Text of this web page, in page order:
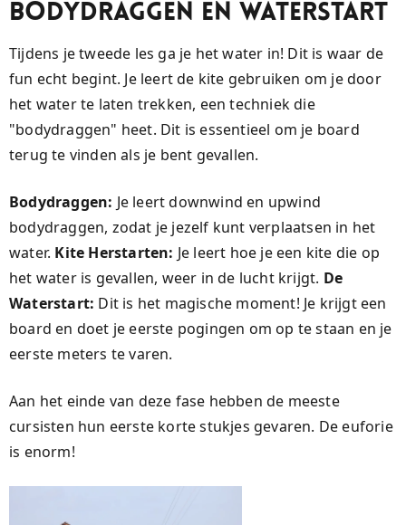
Bodydraggen en Waterstart
Tijdens je tweede les ga je het water in! Dit is waar de
fun echt begint. Je leert de kite gebruiken om je door
het water te laten trekken, een techniek die
"bodydraggen" heet. Dit is essentieel om je board
terug te vinden als je bent gevallen.
Bodydraggen: Je leert downwind en upwind
bodydraggen, zodat je jezelf kunt verplaatsen in het
water. Kite Herstarten: Je leert hoe je een kite die op
het water is gevallen, weer in de lucht krijgt. De
Waterstart: Dit is het magische moment! Je krijgt een
board en doet je eerste pogingen om op te staan en je
eerste meters te varen.
Aan het einde van deze fase hebben de meeste
cursisten hun eerste korte stukjes gevaren. De euforie
is enorm!